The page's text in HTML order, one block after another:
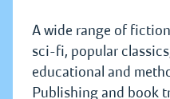
A wide range of
sci-fi, popular
educational and
Publishing and book